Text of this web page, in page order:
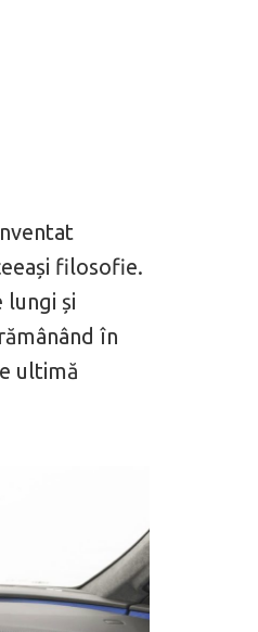
filosofie.
lungi și
în
ultimă
Dacă viața e „heavy duty”, măcar
mai buni!